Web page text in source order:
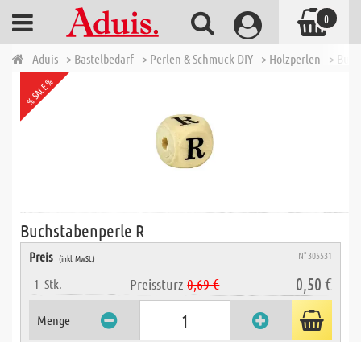
Aduis > Bastelbedarf > Perlen & Schmuck DIY > Holzperlen >
% SALE %
Buchstabenperle R
Preis (inkl. MwSt.) N° 305531
1 Stk. Preissturz 0,69 € 0,50 €
Menge
0